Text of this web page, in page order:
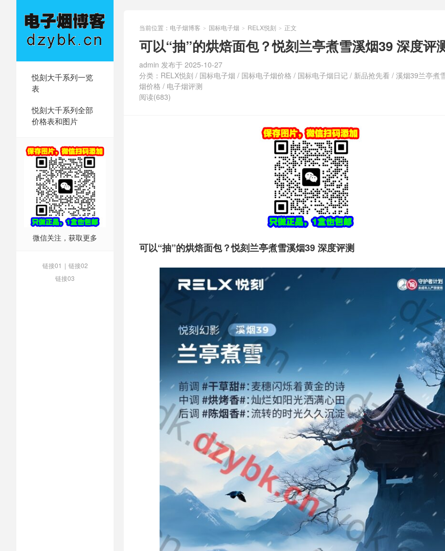
悦刻大千系列一览
表
悦刻大千系列全部
价格表和图片
微信关注，获取更多
链接01 | 链接02
链接03
当前位置： 电子烟博客 > 国标电子烟 > RELX悦刻 > 正文
可以“抽”的烘焙面包？悦刻兰亭煮雪溪烟39 深度评
admin 发布于 2025-10-27
分类： RELX悦刻 / 国标电子烟 / 国标电子烟价格 / 国标电子烟日记 / 新品抢先看 / 溪烟39兰亭煮
烟价格 / 电子烟评测
阅读(683)
可以“抽”的烘焙面包？悦刻兰亭煮雪溪烟39 深度评测